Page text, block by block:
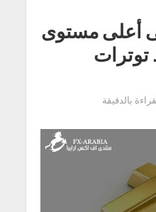
أعلى مستوى